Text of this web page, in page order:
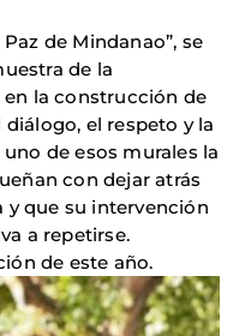
de Mindanao”, se
de la
la construcción de
el respeto y la
de esos murales la
con dejar atrás
que su intervención
a repetirse.
de este año.